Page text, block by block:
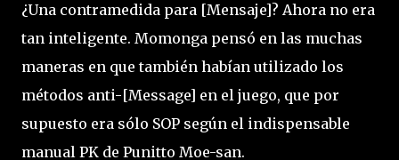
¿Una contramedida para [Mensaje]? Ahora no era
tan inteligente. Momonga pensó en las muchas
maneras en que también habían utilizado los
métodos anti-[Message] en el juego, que por
supuesto era sólo SOP según el indispensable
manual PK de Punitto Moe-san.